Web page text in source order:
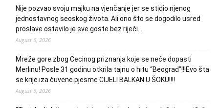
Nije pozvao svoju majku na vjenčanje jer se stidio njenog
jednostavnog seoskog života. Ali ono što se dogodilo usred
proslave ostavilo je sve goste bez riječi…
August 6, 2026
Mreže gore zbog Cecinog priznanja koje se neće dopasti
Merlinu! Posle 31 godinu otkrila tajnu o hitu “Beograd”!!!Evo šta
se krije iza čuvene pjesme CIJELI BALKAN U ŠOKU!!!!
August 6, 2026